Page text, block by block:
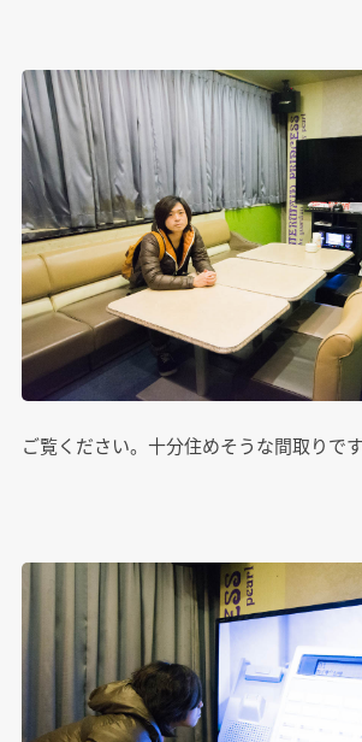
ご覧ください。十分住めそうな間取りです